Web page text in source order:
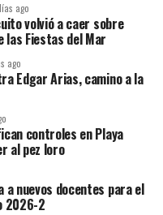
ago
volvió a caer sobre
Fiestas del Mar
ago
Edgar Arias, camino a la
controles en Playa
al pez loro
a nuevos docentes para el
2026-2